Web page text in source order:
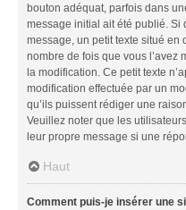
bouton adéquat, parfois dans
message initial ait été publié. Si
message, un petit texte situé en
nombre de fois que vous l’avez
la modification. Ce petit texte
modification effectuée par un
qu’ils puissent rédiger une
Veuillez noter que les
leur propre message si une
Haut
Comment puis-je insérer une